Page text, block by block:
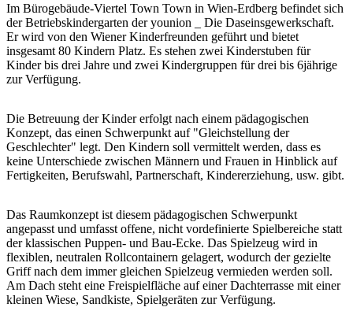
Im Bürogebäude-Viertel Town Town in Wien-Erdberg befindet sich
der Betriebskindergarten der younion _ Die Daseinsgewerkschaft.
Er wird von den Wiener Kinderfreunden geführt und bietet
insgesamt 80 Kindern Platz. Es stehen zwei Kinderstuben für
Kinder bis drei Jahre und zwei Kindergruppen für drei bis 6jährige
zur Verfügung.
Die Betreuung der Kinder erfolgt nach einem pädagogischen
Konzept, das einen Schwerpunkt auf "Gleichstellung der
Geschlechter" legt. Den Kindern soll vermittelt werden, dass es
keine Unterschiede zwischen Männern und Frauen in Hinblick auf
Fertigkeiten, Berufswahl, Partnerschaft, Kindererziehung, usw. gibt.
Das Raumkonzept ist diesem pädagogischen Schwerpunkt
angepasst und umfasst offene, nicht vordefinierte Spielbereiche statt
der klassischen Puppen- und Bau-Ecke. Das Spielzeug wird in
flexiblen, neutralen Rollcontainern gelagert, wodurch der gezielte
Griff nach dem immer gleichen Spielzeug vermieden werden soll.
Am Dach steht eine Freispielfläche auf einer Dachterrasse mit einer
kleinen Wiese, Sandkiste, Spielgeräten zur Verfügung.